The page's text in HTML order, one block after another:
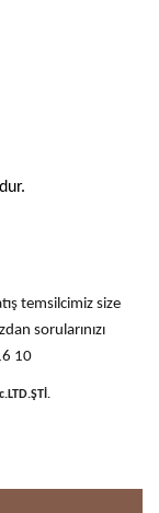
temsilcimiz size
sorularınızı
10